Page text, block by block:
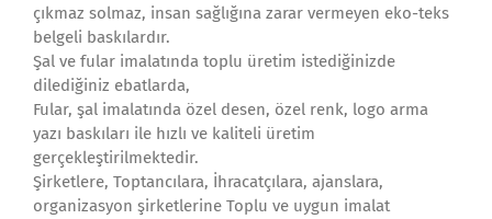
çıkmaz solmaz, insan sağlığına zarar vermeyen eko-teks
belgeli baskılardır.
Şal ve fular imalatında toplu üretim istediğinizde
dilediğiniz ebatlarda,
Fular, şal imalatında özel desen, özel renk, logo arma
yazı baskıları ile hızlı ve kaliteli üretim
gerçekleştirilmektedir.
Şirketlere, Toptancılara, İhracatçılara, ajanslara,
organizasyon şirketlerine Toplu ve uygun imalat